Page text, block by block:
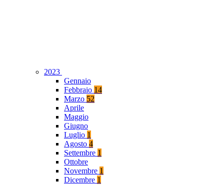
2023
Gennaio
Febbraio 14
Marzo 52
Aprile
Maggio
Giugno
Luglio 1
Agosto 4
Settembre 1
Ottobre
Novembre 1
Dicembre 1